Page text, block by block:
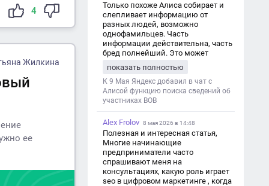
4
Жилкина
ее
Только похоже Алиса собирает и
слепливает информацию от
разных людей, возможно
однофамильцев. Часть
информации действительна, часть
бред полнейший. Это может
дезинформации
показать полностью
К 9 Мая Яндекс добавил в чат с
Алисой функцию поиска сведений об
участниках ВОВ
Alex Frolov 8 мая 2026 в 14:48
Полезная и интересная статья,
Многие начинающие
предприниматели часто
спрашивают меня на
консультациях, какую роль играет
seo в цифровом маркетинге , когда